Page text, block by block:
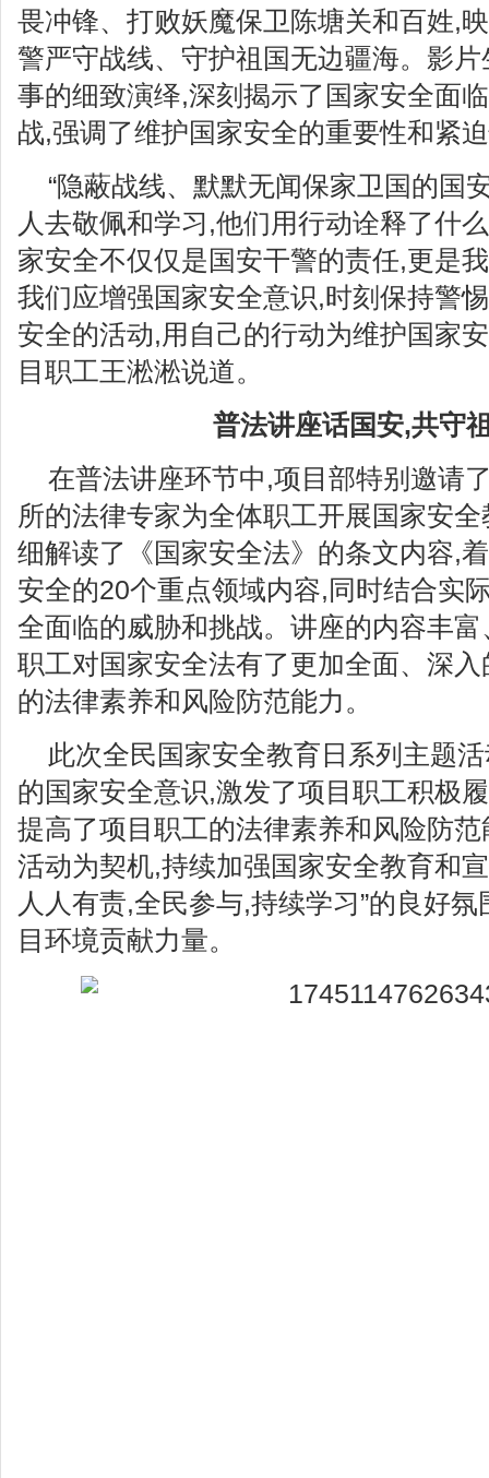
畏冲锋、打败妖魔保卫陈塘关和百姓,
警严守战线、守护祖国无边疆海。影
事的细致演绎,深刻揭示了国家安全面
战,强调了维护国家安全的重要性和紧
“隐蔽战线、默默无闻保家卫国的国
人去敬佩和学习,他们用行动诠释了什
家安全不仅仅是国安干警的责任,更是
我们应增强国家安全意识,时刻保持警
安全的活动,用自己的行动为维护国家
目职工王淞淞说道。
普法讲座话国安,共守
在普法讲座环节中,项目部特别邀请
所的法律专家为全体职工开展国家安
细解读了《国家安全法》的条文内容,
安全的20个重点领域内容,同时结合实
全面临的威胁和挑战。讲座的内容丰
职工对国家安全法有了更加全面、深
的法律素养和风险防范能力。
此次全民国家安全教育日系列主题
的国家安全意识,激发了项目职工积极
提高了项目职工的法律素养和风险防
活动为契机,持续加强国家安全教育和
人人有责,全民参与,持续学习”的良好
目环境贡献力量。